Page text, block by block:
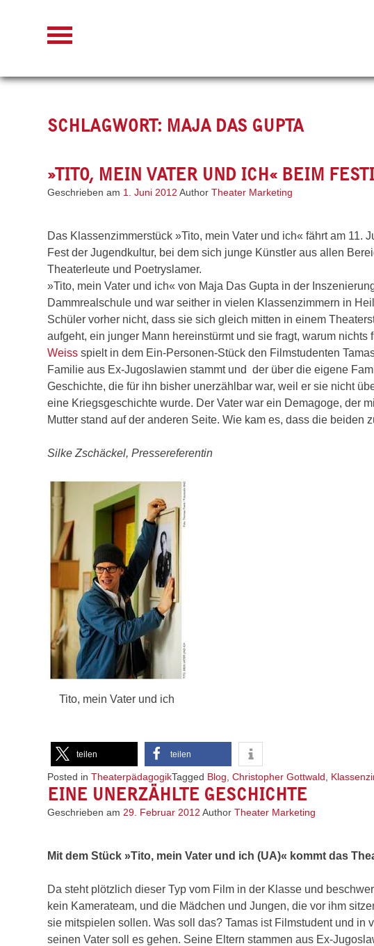
SCHLAGWORT: MAJA DAS GUPTA
»TITO, MEIN VATER UND ICH« BEIM
Geschrieben am 1. Juni 2012 Author Theater Marketing
Das Klassenzimmerstück »Tito, mein Vater und ich« fährt am 11.
Fest der Jugendkultur, bei dem sich junge Künstler aus allen
Theaterleute und Poetryslamer.
»Tito, mein Vater und ich« von Maja Das Gupta in der
Dammrealschule und war seither in vielen Klassenzimmern in
Schüler vorher nicht, dass sie sich gleich mitten in einem
aufgeht, ein junger Mann hereinstürmt und sie fragt, warum
Weiss spielt in dem Ein-Personen-Stück den Filmstudenten
Familie aus Ex-Jugoslawien stammt und der über die eigene
Geschichte, die für ihn bisher unerzählbar war, weil er sie nicht
eine Kriegsgeschichte wurde. Der Vater war ein Demagoge, der
Mutter stand auf der anderen Seite. Wie kam es, dass die
Silke Zschäckel, Pressereferentin
Tito, mein Vater und ich
teilen teilen
Posted in TheaterpädagogikTagged Blog Christopher Gottwald
EINE UNERZÄHLTE GESCHICHTE
Geschrieben am 29. Februar 2012 Author Theater Marketing
Mit dem Stück »Tito, mein Vater und ich (UA)« kommt das
Da steht plötzlich dieser Typ vom Film in der Klasse und
kein Kamerateam, und die Mädchen und Jungen, die vor ihm
sie mitspielen sollen. Was soll das? Tamas ist Filmstudent und in
seinen Vater soll es gehen. Seine Eltern stammen aus Ex-